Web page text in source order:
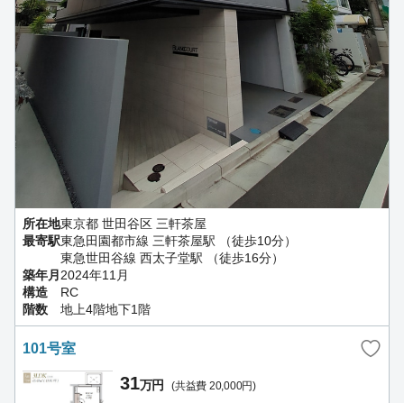
所在地東京都 世田谷区 三軒茶屋
最寄駅東急田園都市線 三軒茶屋駅 （徒歩10分）
東急世田谷線 西太子堂駅 （徒歩16分）
築年月 2024年11月
構造
RC
階数
地上4階地下1階
101号室
31万円 (共益費 20,000円)